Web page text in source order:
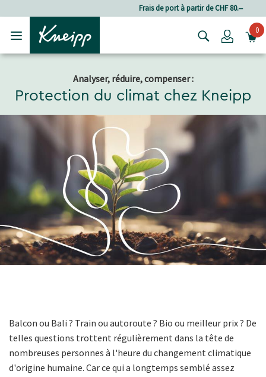
Frais de port à partir de CHF 80.‒
Login0
Analyser, réduire, compenser :
Protection du climat chez Kneipp
Balcon ou Bali ? Train ou autoroute ? Bio ou meilleur prix ? De
telles questions trottent régulièrement dans la tête de
nombreuses personnes à l'heure du changement climatique
d'origine humaine. Car ce qui a longtemps semblé assez